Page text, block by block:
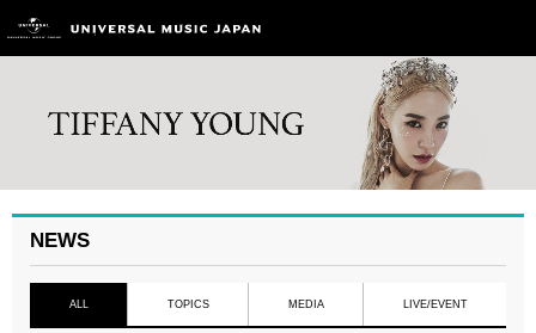
NEWS
ALL TOPICS MEDIA LIVE/EVENT